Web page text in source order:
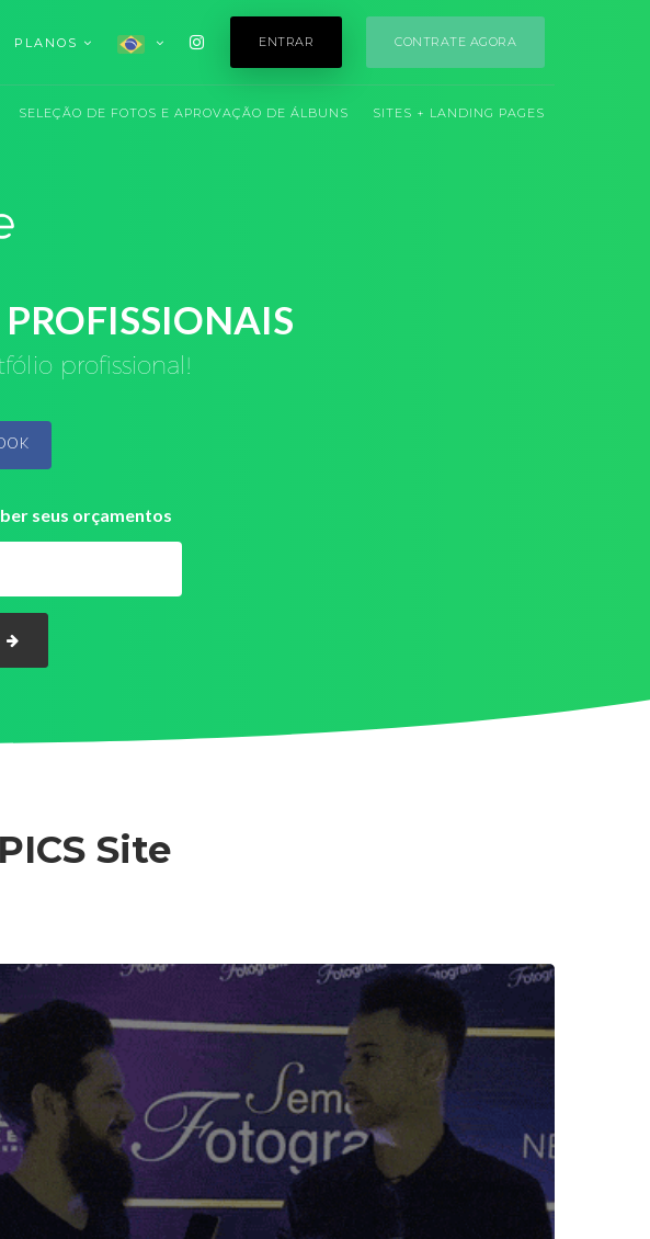
PLANOS ENTRAR CONTRATE AGORA
SELEÇÃO DE FOTOS E APROVAÇÃO DE ÁLBUNS SITES + LANDING PAGES
profissional!
seus orçamentos
Site
Sempre tive muita dificuldade com as
antigas plataformas do meu site,
detestava atualizar e acessar as áreas
administrativas. Já era cliente do select a
muitos anos e sempre amei demais a
forma simples, elegante, segura e rápida
dos meus clientes escolherem suas fotos
e hoje acho que demorei demais para ter
meu site Epics.